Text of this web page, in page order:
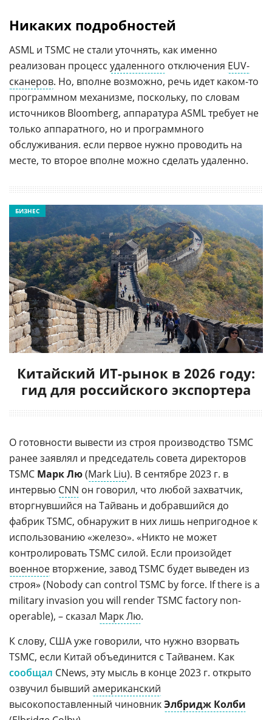
Никаких подробностей
ASML и TSMC не стали уточнять, как именно
реализован процесс удаленного отключения EUV-
сканеров. Но, вполне возможно, речь идет каком-то
программном механизме, поскольку, по словам
источников Bloomberg, аппаратура ASML требует не
только аппаратного, но и программного
обслуживания. если первое нужно проводить на
месте, то второе вполне можно сделать удаленно.
Китайский ИТ-рынок в 2026 году:
гид для российского экспортера
БИЗНЕС
О готовности вывести из строя производство TSMC
ранее заявлял и председатель совета директоров
TSMC Марк Лю(Mark Liu). В сентябре 2023 г. в
интервью CNN он говорил, что любой захватчик,
вторгнувшийся на Тайвань и добравшийся до
фабрик TSMC, обнаружит в них лишь непригодное к
использованию «железо». «Никто не может
контролировать TSMC силой. Если произойдет
военное вторжение, завод TSMC будет выведен из
строя» (Nobody can control TSMC by force. If there is a
military invasion you will render TSMC factory non-
operable), – сказал Марк Лю.
К слову, США уже говорили, что нужно взорвать
TSMC, если Китай объединится с Тайванем. Как
сообщал CNews, эту мысль в конце 2023 г. открыто
озвучил бывший американский
высокопоставленный чиновникЭлбридж Колби